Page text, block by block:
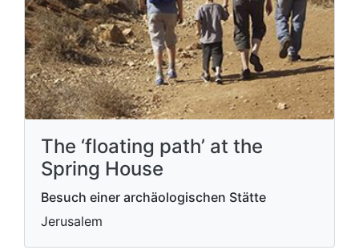
The ‘floating path’ at the
Spring House
Besuch einer archäologischen Stätte
Jerusalem